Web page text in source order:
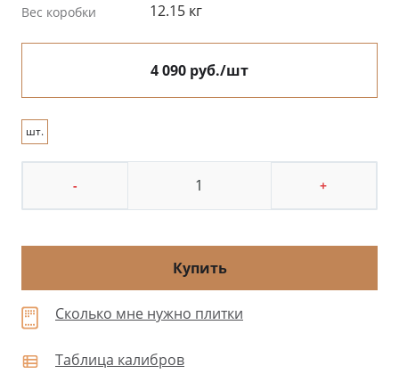
Вес коробки 12.15 кг
4 090 руб./шт
шт.
- +
Купить
Сколько мне нужно плитки
Таблица калибров